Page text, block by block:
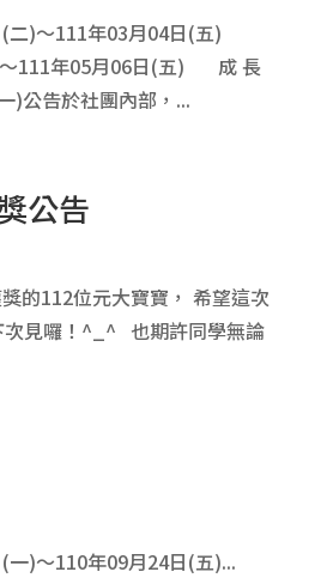
)～111年03月04日(五)
年05月06日(五) 成 長
)公告於社團內部，...
公告
的112位元大寶寶， 希望這次
次見囉！^_^ 也期許同學無論
)～110年09月24日(五)...